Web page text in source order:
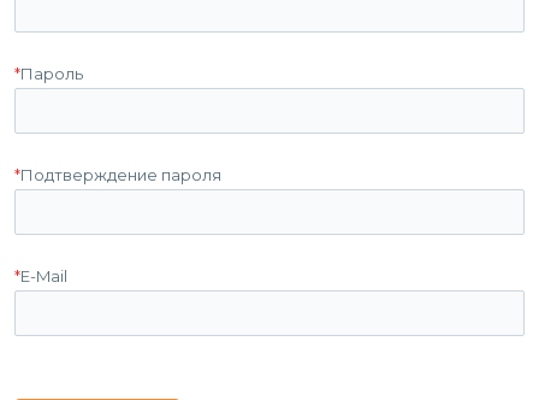
*Пароль
*Подтверждение пароля
*E-Mail